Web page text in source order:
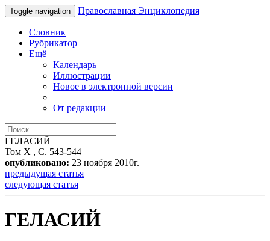
Toggle navigation Православная Энциклопедия
Словник
Рубрикатор
Ещё
Календарь
Иллюстрации
Новое в электронной версии
От редакции
ГЕЛАСИЙ
Том X , С. 543-544
опубликовано: 23 ноября 2010г.
предыдущая статья
следующая статья
ГЕЛАСИЙ